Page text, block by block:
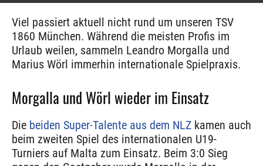
Viel passiert aktuell nicht rund um unseren TSV
1860 München. Während die meisten Profis im
Urlaub weilen, sammeln Leandro Morgalla und
Marius Wörl immerhin internationale Spielpraxis.
Morgalla und Wörl wieder im Einsatz
Die beiden Super-Talente aus dem NLZ kamen auch
beim zweiten Spiel des internationalen U19-
Turniers auf Malta zum Einsatz. Beim 3:0 Sieg